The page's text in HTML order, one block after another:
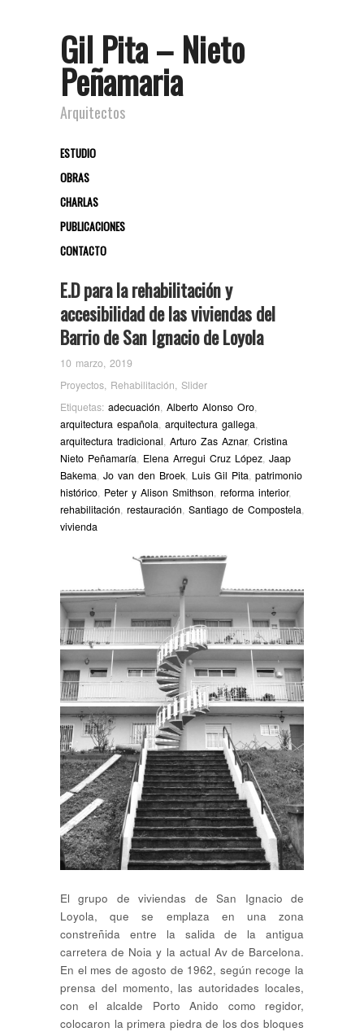
Gil Pita – Nieto
Peñamaria
Arquitectos
ESTUDIO
OBRAS
CHARLAS
PUBLICACIONES
CONTACTO
E.D para la rehabilitación y
accesibilidad de las viviendas del
Barrio de San Ignacio de Loyola
10 marzo, 2019
Proyectos, Rehabilitación, Slider
Etiquetas: adecuación, Alberto Alonso Oro,
arquitectura española, arquitectura gallega,
arquitectura tradicional, Arturo Zas Aznar, Cristina
Nieto Peñamaría, Elena Arregui Cruz López, Jaap
Bakema, Jo van den Broek, Luis Gil Pita, patrimonio
histórico, Peter y Alison Smithson, reforma interior,
rehabilitación, restauración, Santiago de Compostela,
vivienda
El grupo de viviendas de San Ignacio de
Loyola, que se emplaza en una zona
constreñida entre la salida de la antigua
carretera de Noia y la actual Av de Barcelona.
En el mes de agosto de 1962, según recoge la
prensa del momento, las autoridades locales,
con el alcalde Porto Anido como regidor,
colocaron la primera piedra de los dos bloques